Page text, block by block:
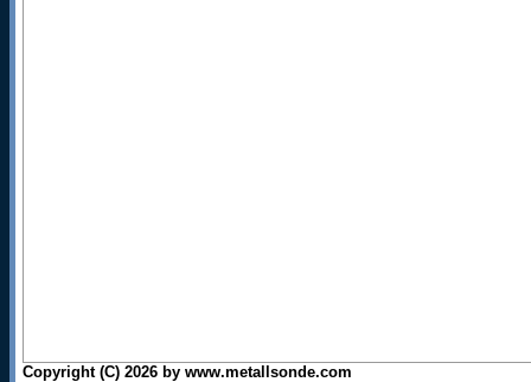
Copyright (C) 2026 by www.metallsonde.com